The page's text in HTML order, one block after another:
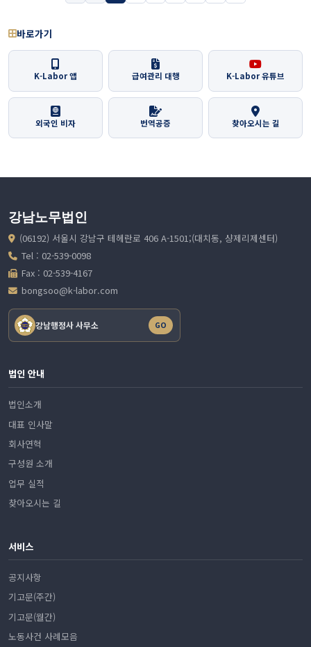
바로가기
K-Labor 앱 급여관리 대행 K-Labor 유튜브
외국인 비자 번역공증 찾아오시는 길
강남노무법인
(06192) 서울시 강남구 테헤란로 406 A-1501;(대치동, 샹제리제센터)
Tel : 02-539-0098
Fax : 02-539-4167
bongsoo@k-labor.com
강남행정사 사무소 GO
법인 안내
법인소개
대표 인사말
회사연혁
구성원 소개
업무 실적
찾아오시는 길
서비스
공지사항
기고문(주간)
기고문(월간)
노동사건 사례모음